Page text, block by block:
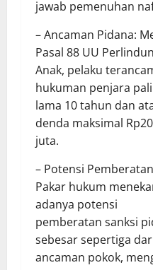
jawab pemenuhan
– Ancaman Pidana:
Pasal 88 UU
Anak, pelaku
hukuman penjara
lama 10 tahun dan
denda maksimal
juta.
– Potensi
Pakar hukum
adanya potensi
pemberatan sanksi
sebesar sepertiga
ancaman pokok,